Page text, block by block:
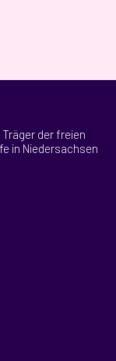
der freien
in Niedersachsen